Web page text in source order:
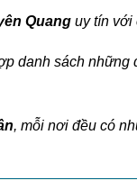
Quang uy tín với
danh sách
, mỗi nơi đều có